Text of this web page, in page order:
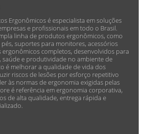
Ergonômicos é especialista em soluções
e profissionais em todo o Brasil.
linha de produtos ergonômicos, como
suportes para monitores, acessórios
ergonômicos completos, desenvolvidos para
e produtividade no ambiente de
é melhorar a qualidade de vida dos
riscos de lesões por esforço repetitivo
às normas de ergonomia exigidas pelas
é referência em ergonomia corporativa,
de alta qualidade, entrega rápida e